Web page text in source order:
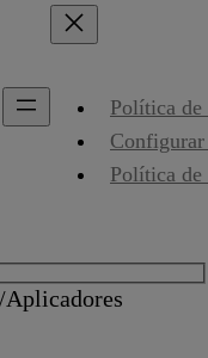
Política de
Política